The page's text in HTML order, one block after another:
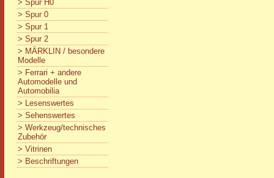
> Spur H0
> Spur 0
> Spur 1
> Spur 2
> MÄRKLIN / besondere
Modelle
> Ferrari + andere
Automodelle und
Automobilia
> Lesenswertes
> Sehenswertes
> Werkzeug/technisches
Zubehör
> Vitrinen
> Beschriftungen